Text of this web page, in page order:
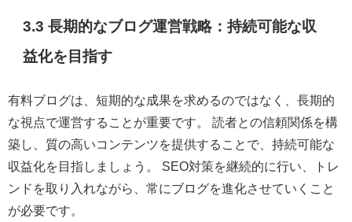
3.3 長期的なブログ運営戦略：持続可能な収
益化を目指す
有料ブログは、短期的な成果を求めるのではなく、長期的
な視点で運営することが重要です。 読者との信頼関係を構
築し、質の高いコンテンツを提供することで、持続可能な
収益化を目指しましょう。 SEO対策を継続的に行い、トレ
ンドを取り入れながら、常にブログを進化させていくこと
が必要です。